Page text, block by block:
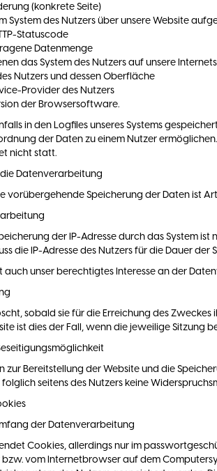
(konkrete Seite)
System des Nutzers über unsere Website
Statuscode
Datenmenge
das System des Nutzers auf unsere
Nutzers und dessen Oberfläche
Provider des Nutzers
der Browsersoftware.
in den Logfiles unseres Systems
der Daten zu einem Nutzer
nicht statt.
Datenverarbeitung
Speicherung der Daten ist Art.
der IP-Adresse durch das System
die IP-Adresse des Nutzers für die Dauer der
unser berechtigtes Interesse an der
sobald sie für die Erreichung des
ist dies der Fall, wenn die jeweilige Sitzung
zur Bereitstellung der Website und die
seitens des Nutzers keine
der Datenverarbeitung
Cookies, allerdings nur im
vom Internetbrowser auf dem